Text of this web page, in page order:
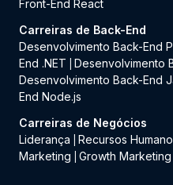
Front-End React
Carreiras de Back-End
Desenvolvimento Back-End
End .NET
Desenvolvimento
Desenvolvimento Back-End
End Node.js
Carreiras de Negócios
Liderança
Recursos
Marketing
Growth Marketing